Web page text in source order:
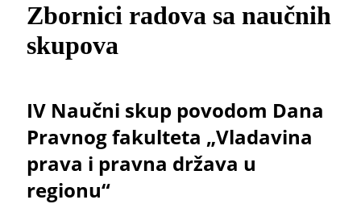
Zbornici radova sa naučnih
skupova
IV Naučni skup povodom Dana
Pravnog fakulteta „Vladavina
prava i pravna država u
regionu“